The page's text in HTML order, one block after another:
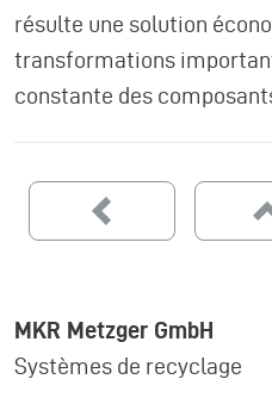
résulte une solution
transformations
constante des
MKR Metzger GmbH
Systèmes de recyclage